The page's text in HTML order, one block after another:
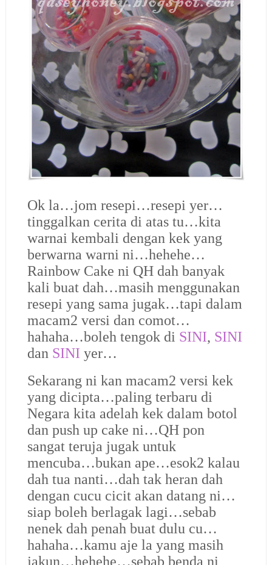
Ok la…jom resepi…resepi yer…
tinggalkan cerita di atas tu…kita
warnai kembali dengan kek yang
berwarna warni ni…hehehe…
Rainbow Cake ni QH dah banyak
kali buat dah…masih menggunakan
resepi yang sama jugak…tapi dalam
macam2 versi dan comot…
hahaha…boleh tengok di SINI, SINI
dan SINI yer…
Sekarang ni kan macam2 versi kek
yang dicipta…paling terbaru di
Negara kita adelah kek dalam botol
dan push up cake ni…QH pon
sangat teruja jugak untuk
mencuba…bukan ape…esok2 kalau
dah tua nanti…dah tak heran dah
dengan cucu cicit akan datang ni…
siap boleh berlagak lagi…sebab
nenek dah penah buat dulu cu…
hahaha…kamu aje la yang masih
jakun…hehehe…sebab benda ni